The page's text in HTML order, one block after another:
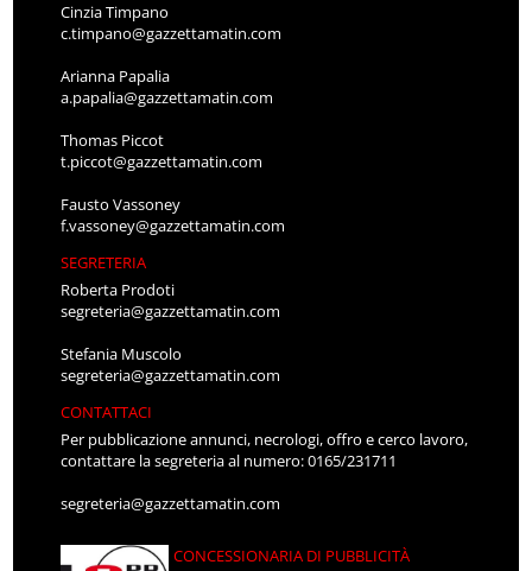
Cinzia Timpano
c.timpano@gazzettamatin.com
Arianna Papalia
a.papalia@gazzettamatin.com
Thomas Piccot
t.piccot@gazzettamatin.com
Fausto Vassoney
f.vassoney@gazzettamatin.com
SEGRETERIA
Roberta Prodoti
segreteria@gazzettamatin.com
Stefania Muscolo
segreteria@gazzettamatin.com
CONTATTACI
Per pubblicazione annunci, necrologi, offro e cerco lavoro,
contattare la segreteria al numero: 0165/231711
segreteria@gazzettamatin.com
CONCESSIONARIA DI PUBBLICITÀ